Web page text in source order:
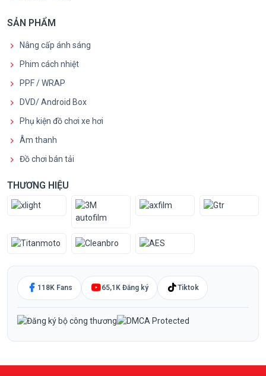
SẢN PHẨM
Nâng cấp ánh sáng
Phim cách nhiệt
PPF / WRAP
DVD/ Android Box
Phụ kiện đồ chơi xe hơi
Âm thanh
Đồ chơi bán tải
THƯƠNG HIỆU
118K Fans 65,1K Đăng ký Tiktok